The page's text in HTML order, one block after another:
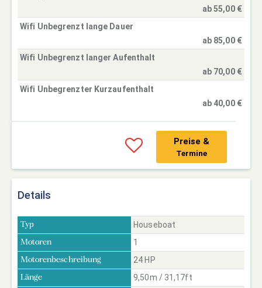
ab 55,00 €
Wifi Unbegrenzt lange Dauer
ab 85,00 €
Wifi Unbegrenzt langer Aufenthalt
ab 70,00 €
Wifi Unbegrenzter Kurzaufenthalt
ab 40,00 €
Preise &
Termine
Details
Typ Houseboat
Motoren 1
Motorenbeschreibung 24 HP
Länge 9,50m / 31,17ft